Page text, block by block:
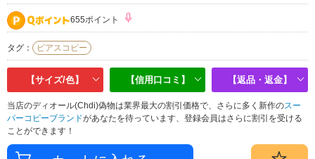
655ポイント
タグ： ピアスコピー
【サイズ/色】 【信用口コミ】 【返品・返金】
当店のディオール(Chdi)偽物は業界最大の割引価格で、さらに多く新作のスー
パーコピーブランドがあなたを待っています、登録会員はさらに割引を受ける
ことができます！